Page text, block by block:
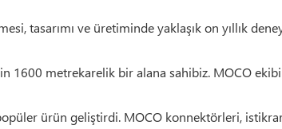
tasarımı ve üretiminde yaklaşık on yıllık
metrekarelik bir alana sahibiz. MOCO
ürün geliştirdi. MOCO konnektörleri,